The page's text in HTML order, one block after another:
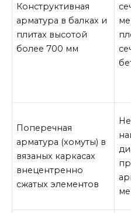
Конструктивная
арматура в балках и
плитах высотой
более 700 мм
Поперечная
арматура (хомуты) в
вязаных каркасах
внецентренно
сжатых элементов